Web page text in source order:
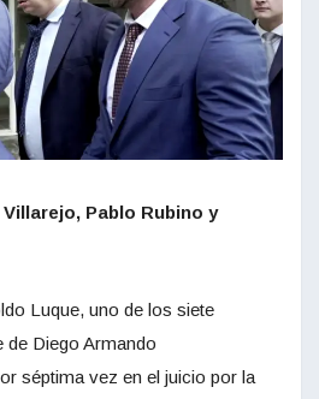
Pablo Rubino y
Luque, uno de los siete
de Diego Armando
séptima vez en el juicio por la